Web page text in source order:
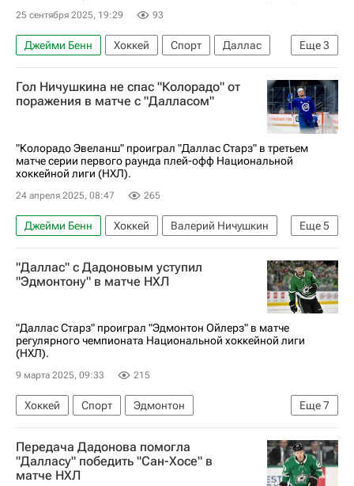
25 сентября 2025, 19:29 93
Еще3
Джейми Бенн Хоккей Спорт
Даллас
Даллас Старз
Миннесота Уайлд
Национальная хоккейная лига (НХЛ)
Гол Ничушкина не спас "Колорадо" от
поражения в матче с "Далласом"
"Колорадо Эвеланш" проиграл "Даллас Старз" в третьем
матче серии первого раунда плей-офф Национальной
хоккейной лиги (НХЛ).
24 апреля 2025, 08:47 265
Еще5
Джейми Бенн Хоккей
Валерий Ничушкин
Тайлер Сегин
Колорадо Эвеланш
Даллас Старз
Денвер Спорт
"Даллас" с Дадоновым уступил
"Эдмонтону" в матче НХЛ
"Даллас Старз" проиграл "Эдмонтон Ойлерз" в матче
регулярного чемпионата Национальной хоккейной лиги
(НХЛ).
9 марта 2025, 09:33 215
Еще7
Хоккей Спорт
Эдмонтон
Микко Рантанен
Зак Хайман
Виктор Арвидссон
Даллас Старз
Эдмонтон Ойлерз
Передача Дадонова помогла
"Далласу" победить "Сан-Хосе" в
матче НХЛ